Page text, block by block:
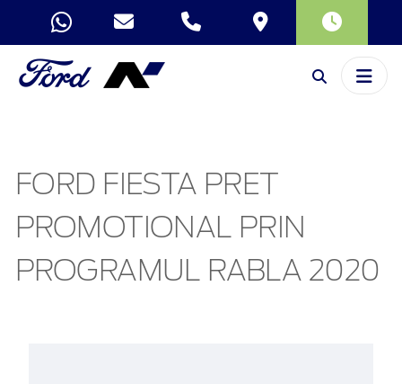
FORD FIESTA PRET
PROMOTIONAL PRIN
PROGRAMUL RABLA 2020